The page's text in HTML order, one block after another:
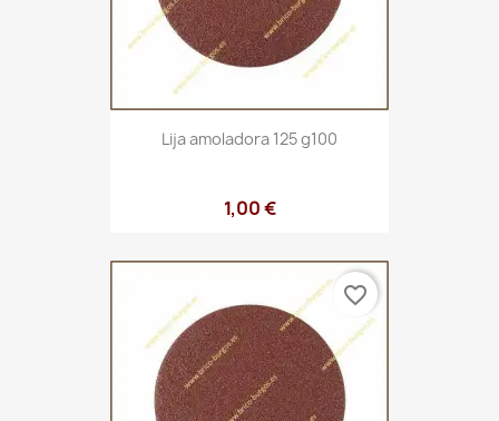
Lija amoladora 125 g100
1,00 €
favorite_border